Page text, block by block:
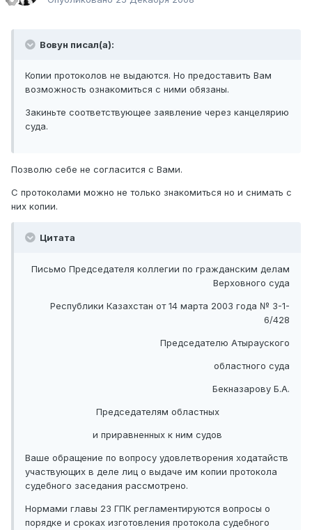
Вовун писал(а):
Копии протоколов не выдаются. Но предоставить Вам
возможность ознакомиться с ними обязаны.
Закиньте соответствующее заявление через канцелярию
суда.
Позволю себе не согласится с Вами.
С протоколами можно не только знакомиться но и снимать с
них копии.
Цитата
Письмо Председателя коллегии по гражданским делам
Верховного суда
Республики Казахстан от 14 марта 2003 года № 3-1-
6/428
Председателю Атырауского
областного суда
Бекназарову Б.А.
Председателям областных
и приравненных к ним судов
Ваше обращение по вопросу удовлетворения ходатайств
участвующих в деле лиц о выдаче им копии протокола
судебного заседания рассмотрено.
Нормами главы 23 ГПК регламентируются вопросы о
порядке и сроках изготовления протокола судебного